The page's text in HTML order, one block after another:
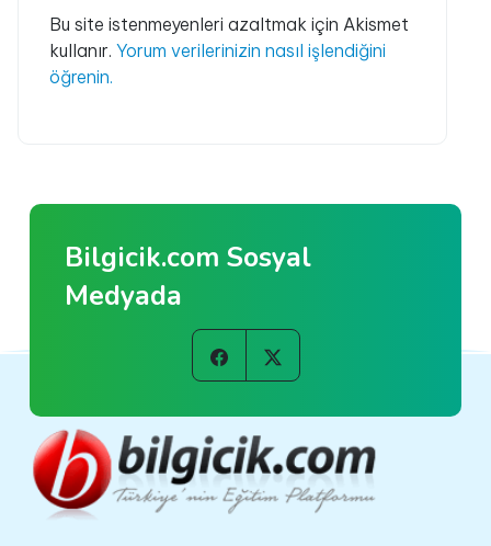
Bu site istenmeyenleri azaltmak için Akismet
kullanır. Yorum verilerinizin nasıl işlendiğini
öğrenin.
Bilgicik.com Sosyal
Medyada